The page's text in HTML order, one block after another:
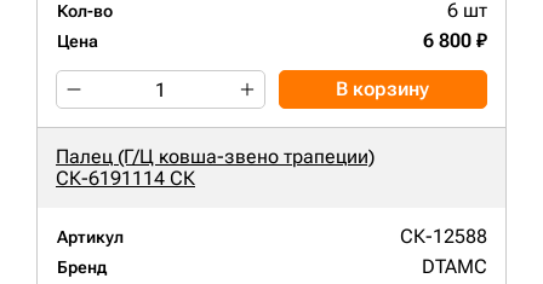
Кол-во 6 шт
Цена 6 800 ₽
В корзину
Палец (Г/Ц ковша-звено трапеции)
СК-6191114 СК
Артикул СК-12588
Бренд DTAMC